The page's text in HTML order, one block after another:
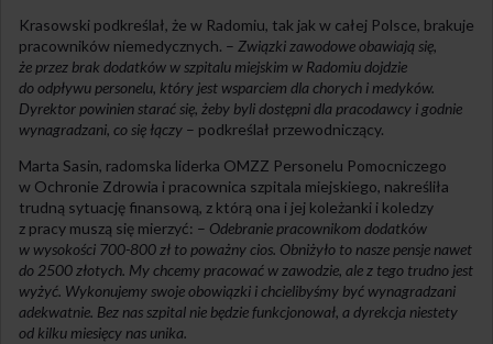
Krasowski podkreślał, że w Radomiu, tak jak w całej Polsce, brakuje
pracowników niemedycznych. – Związki zawodowe obawiają się,
że przez brak dodatków w szpitalu miejskim w Radomiu dojdzie
do odpływu personelu, który jest wsparciem dla chorych i medyków.
Dyrektor powinien starać się, żeby byli dostępni dla pracodawcy i godnie
wynagradzani, co się łączy – podkreślał przewodniczący.
Marta Sasin, radomska liderka OMZZ Personelu Pomocniczego
w Ochronie Zdrowia i pracownica szpitala miejskiego, nakreśliła
trudną sytuację finansową, z którą ona i jej koleżanki i koledzy
z pracy muszą się mierzyć: – Odebranie pracownikom dodatków
w wysokości 700-800 zł to poważny cios. Obniżyło to nasze pensje nawet
do 2500 złotych. My chcemy pracować w zawodzie, ale z tego trudno jest
wyżyć. Wykonujemy swoje obowiązki i chcielibyśmy być wynagradzani
adekwatnie. Bez nas szpital nie będzie funkcjonował, a dyrekcja niestety
od kilku miesięcy nas unika.